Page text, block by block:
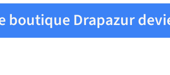
boutique Drapazur